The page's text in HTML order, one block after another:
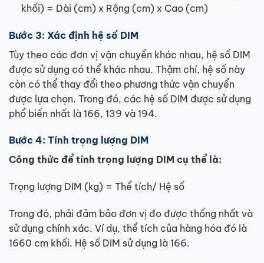
khối) = Dài (cm) x Rộng (cm) x Cao (cm)
Bước 3: Xác định hệ số DIM
Tùy theo các đơn vị vận chuyển khác nhau, hệ số DIM
được sử dụng có thể khác nhau. Thậm chí, hệ số này
còn có thể thay đổi theo phương thức vận chuyển
được lựa chọn. Trong đó, các hệ số DIM được sử dụng
phổ biến nhất là 166, 139 và 194.
Bước 4: Tính trọng lượng DIM
Công thức để tính trọng lượng DIM cụ thể là:
Trọng lượng DIM (kg) = Thể tích/ Hệ số
Trong đó, phải đảm bảo đơn vị đo được thống nhất và
sử dụng chính xác. Ví dụ, thể tích của hàng hóa đó là
1660 cm khối. Hệ số DIM sử dụng là 166.